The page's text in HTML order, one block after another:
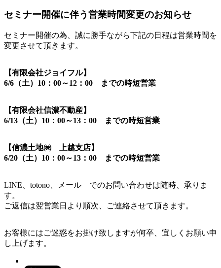
セミナー開催に伴う営業時間変更のお知らせ
セミナー開催の為、誠に勝手ながら下記の日程は営業時間を
変更させて頂きます。
【有限会社ジョイフル】
6/6（土）10：00～12：00 までの時短営業
【有限会社信濃不動産】
6/13（土）10：00～13：00 までの時短営業
【信濃土地㈱ 上越支店】
6/20（土）10：00～13：00 までの時短営業
LINE、totono、メール でのお問い合わせは随時、承りま
す。
ご返信は翌営業日より順次、ご連絡させて頂きます。
お客様にはご迷惑をお掛け致しますが何卒、宜しくお願い申
し上げます。